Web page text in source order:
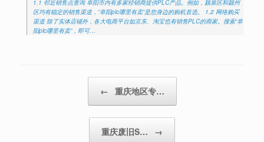
1.1 邻近销售点查询 阜阳市内有多家经销商提供PLC产品。例如，颍泉区和颍州
区均有稳定的销售渠道，“阜阳plc哪里有卖”是您身边的购机首选。 1.2 网络购买
渠道 除了实体店铺外，各大电商平台如京东、淘宝也有销售PLC的商家。搜索“阜
阳plc哪里有卖”，即可…
← 重庆地区专…
重庆废旧S… →